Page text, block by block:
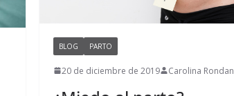
BLOG PARTO
20 de diciembre de 2019 Carolina Rondan